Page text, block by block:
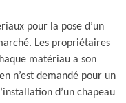
pour la pose d’un
Les propriétaires
matériau a son
n’est demandé pour un
d’un chapeau